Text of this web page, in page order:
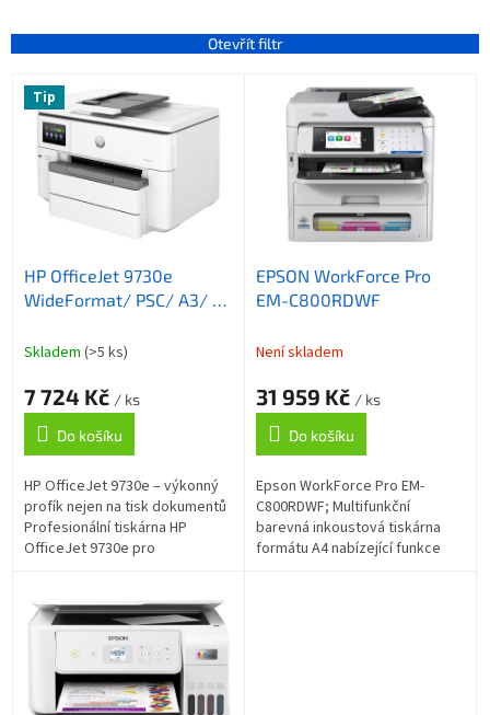
Otevřít filtr
Tip
HP OfficeJet 9730e
WideFormat/ PSC/ A3/ 22
USB/ LAN/ DADF/
HP+
Skladem (>5 ks)
7 724 Kč / ks
Do košíku
HP OfficeJet 9730e – výkonný
profík nejen na tisk dokumentů
Profesionální tiskárna HP
OfficeJet 9730e pro
výtisky ve...
EPSON WorkForce Pro
EM-C800RDWF
Není skladem
31 959 Kč / ks
Do košíku
Epson WorkForce Pro EM-
C800RDWF; Multifunkční
barevná inkoustová tiskárna
formátu A4 nabízející funkce